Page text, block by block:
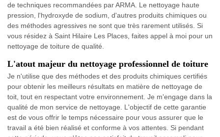
de techniques recommandées par ARMA. Le nettoyage haute
pression, l'hydroxyde de sodium, d'autres produits chimiques ou
des méthodes agressives ne sont que très rarement utilisés. Si
vous résidez à Saint Hilaire Les Places, faites appel à moi pour un
nettoyage de toiture de qualité.
L'atout majeur du nettoyage professionnel de toiture
Je n'utilise que des méthodes et des produits chimiques certifiés
pour obtenir les meilleurs résultats en matière de nettoyage de
toit, tout en respectant votre environnement. Je m'engage dans la
qualité de mon service de nettoyage. L'objectif de cette garantie
est de vous offrir le temps nécessaire pour vous assurer que le
travail a été bien réalisé et conforme à vos attentes. Si pendant